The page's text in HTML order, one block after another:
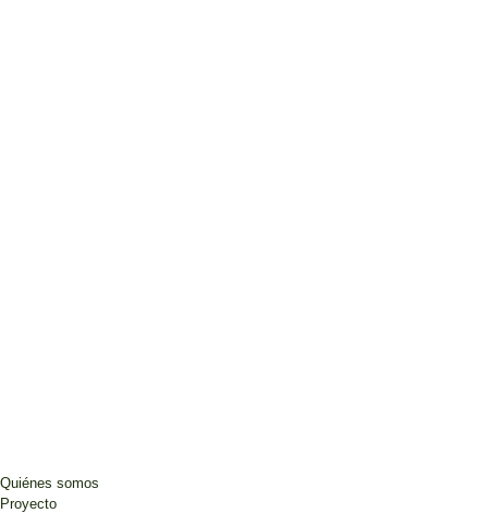
Quiénes somos
Proyecto